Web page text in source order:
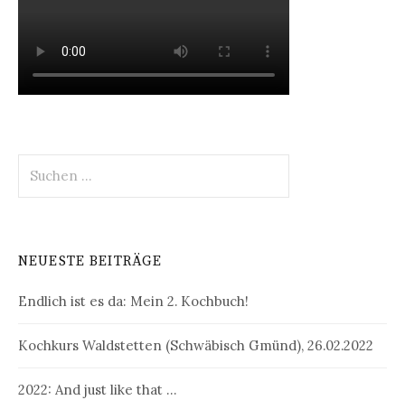
nach:
NEUESTE BEITRÄGE
Endlich ist es da: Mein 2. Kochbuch!
Kochkurs Waldstetten (Schwäbisch Gmünd), 26.02.2022
2022: And just like that …